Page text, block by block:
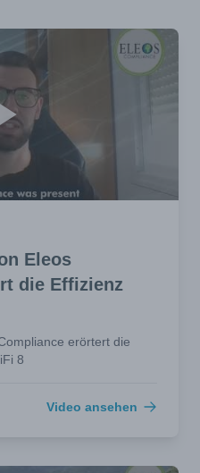
Eleos
die Effizienz
erörtert die
8
Video ansehen